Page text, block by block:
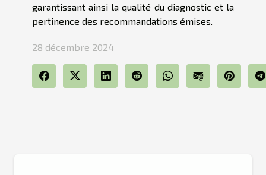
garantissant ainsi la qualité du diagnostic et la
pertinence des recommandations émises.
28 décembre 2024